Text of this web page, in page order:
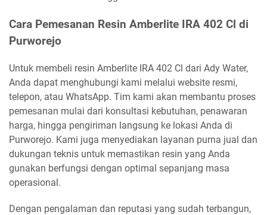
Cara Pemesanan Resin Amberlite IRA 402 Cl di
Purworejo
Untuk membeli resin Amberlite IRA 402 Cl dari Ady Water,
Anda dapat menghubungi kami melalui website resmi,
telepon, atau WhatsApp. Tim kami akan membantu proses
pemesanan mulai dari konsultasi kebutuhan, penawaran
harga, hingga pengiriman langsung ke lokasi Anda di
Purworejo. Kami juga menyediakan layanan purna jual dan
dukungan teknis untuk memastikan resin yang Anda
gunakan berfungsi dengan optimal sepanjang masa
operasional.
Dengan pengalaman dan reputasi yang sudah terbangun,